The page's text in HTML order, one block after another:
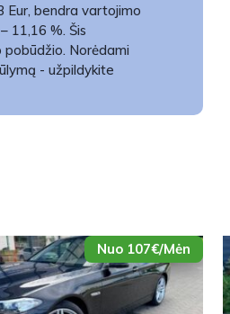
Eur, bendra vartojimo
11,16 %. Šis
Norėdami
- užpildykite
Nuo 107€/Mėn